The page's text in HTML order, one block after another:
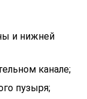
и нижней
канале;
пузыря;